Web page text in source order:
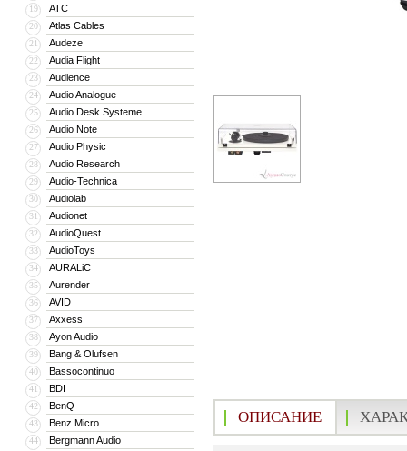
19 ATC
20 Atlas Cables
21 Audeze
22 Audia Flight
23 Audience
24 Audio Analogue
25 Audio Desk Systeme
26 Audio Note
27 Audio Physic
28 Audio Research
29 Audio-Technica
30 Audiolab
31 Audionet
32 AudioQuest
33 AudioToys
34 AURALiC
35 Aurender
36 AVID
37 Axxess
38 Ayon Audio
39 Bang & Olufsen
40 Bassocontinuo
41 BDI
42 BenQ
43 Benz Micro
44 Bergmann Audio
ОПИСАНИЕ